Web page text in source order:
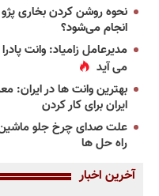
نحوه روشن کردن بخاری
انجام می‌شود؟
مدیرعامل زامیاد: وانت
می آید
ایران برای کار کردن
علت صدای چرخ جلو
راه حل ها
آخرین اخبار